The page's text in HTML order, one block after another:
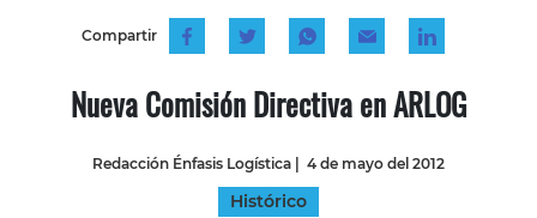
Compartir
Nueva Comisión Directiva en ARLOG
Redacción Énfasis Logística | 4 de mayo del 2012
Histórico